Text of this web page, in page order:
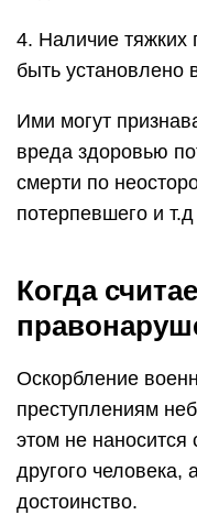
4. Наличие тяжких
быть установлено
Ими могут
вреда здоровью
смерти по
потерпевшего и т.д
Когда
Оскорбление
преступлениям
этом не
другого человека,
достоинство.